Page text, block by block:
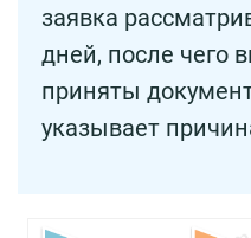
заявка
дней, после чего
приняты
указывает